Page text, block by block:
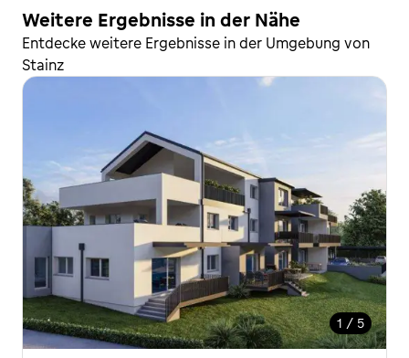
Weitere Ergebnisse in der Nähe
Entdecke weitere Ergebnisse in der Umgebung von
Stainz
1 / 5